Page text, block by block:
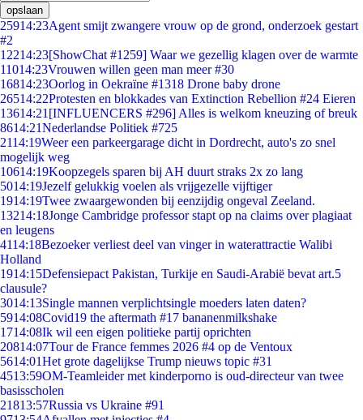
opslaan
25914:23Agent smijt zwangere vrouw op de grond, onderzoek gestart
#2
12214:23[ShowChat #1259] Waar we gezellig klagen over de warmte
11014:23Vrouwen willen geen man meer #30
16814:23Oorlog in Oekraïne #1318 Drone baby drone
26514:22Protesten en blokkades van Extinction Rebellion #24 Eieren
13614:21 [INFLUENCERS #296] Alles is welkom kneuzing of breuk
8614:21Nederlandse Politiek #725
2114:19Weer een parkeergarage dicht in Dordrecht, auto's zo snel
mogelijk weg
10614:19Koopzegels sparen bij AH duurt straks 2x zo lang
5014:19Jezelf gelukkig voelen als vrijgezelle vijftiger
1914:19Twee zwaargewonden bij eenzijdig ongeval Zeeland.
13214:18Jonge Cambridge professor stapt op na claims over plagiaat
en leugens
4114:18Bezoeker verliest deel van vinger in waterattractie Walibi
Holland
1914:15Defensiepact Pakistan, Turkije en Saudi-Arabië bevat art.5
clausule?
3014:13Single mannen verplichtsingle moeders laten daten?
5914:08Covid19 the aftermath #17 bananenmilkshake
1714:08Ik wil een eigen politieke partij oprichten
20814:07Tour de France femmes 2026 #4 op de Ventoux
5614:01Het grote dagelijkse Trump nieuws topic #31
4513:59OM-Teamleider met kinderporno is oud-directeur van twee
basisscholen
21813:57Russia vs Ukraine #91